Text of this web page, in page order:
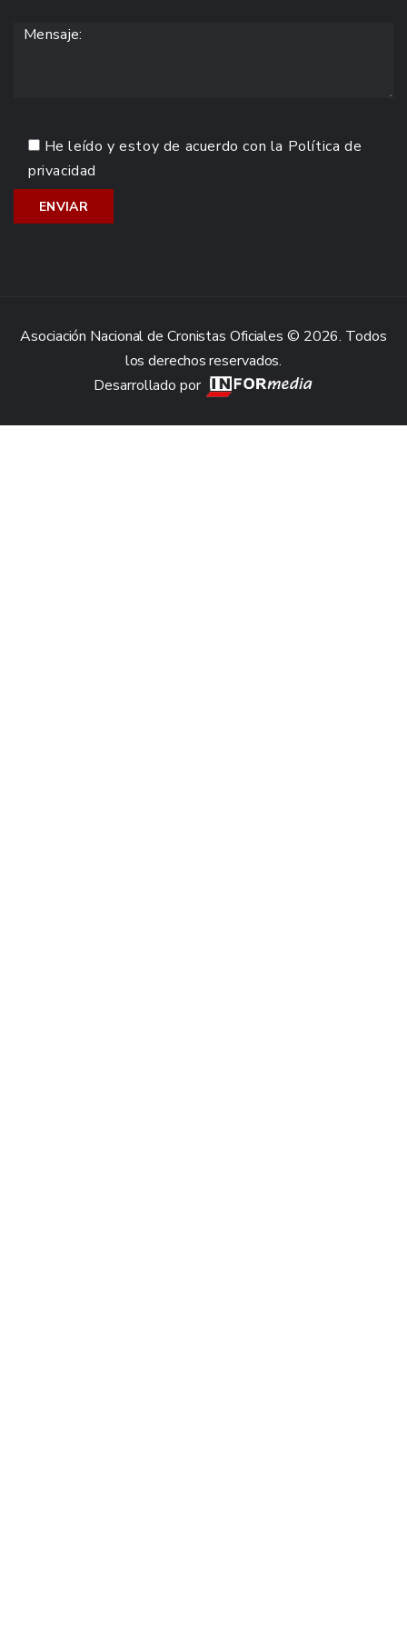
He leído y estoy de acuerdo con la Política de
privacidad
Asociación Nacional de Cronistas Oficiales © 2026. Todos
los derechos reservados.
Desarrollado por